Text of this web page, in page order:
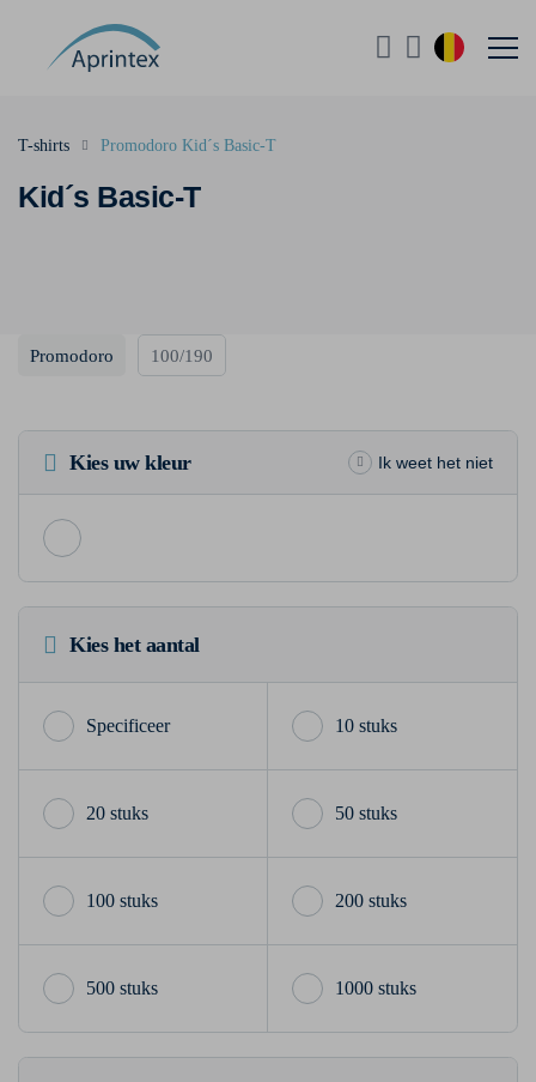
Kid´s Basic-T
T-shirts Promodoro Kid´s Basic-T
Promodoro 100/190
Kies uw kleur Ik weet het niet
Kies het aantal
10 stuks
20 stuks 50 stuks
100 stuks 200 stuks
500 stuks 1000 stuks